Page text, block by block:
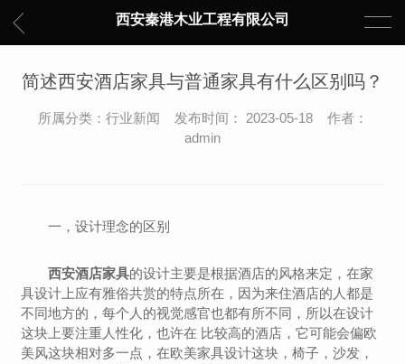
西安秦港木业工程有限公司
简述西安酒店家具与普通家具有什么区别吗？
所属分类：行业新闻 发布时间： 2023-05-18 作者：
admin
一，设计理念的区别
西安酒店家具的设计主要是根据酒店的风格来定，在家
具设计上应有雅俗共赏的特点所在，因为来住酒店的人都是
不同地方的，每个人的视觉感官也都有所不同，所以在设计
这块上要注重人性化，也许在 比较高的酒店，它可能会偏欧
美风这块相对多一点，在欧美家具设计这块，椅子，沙发，